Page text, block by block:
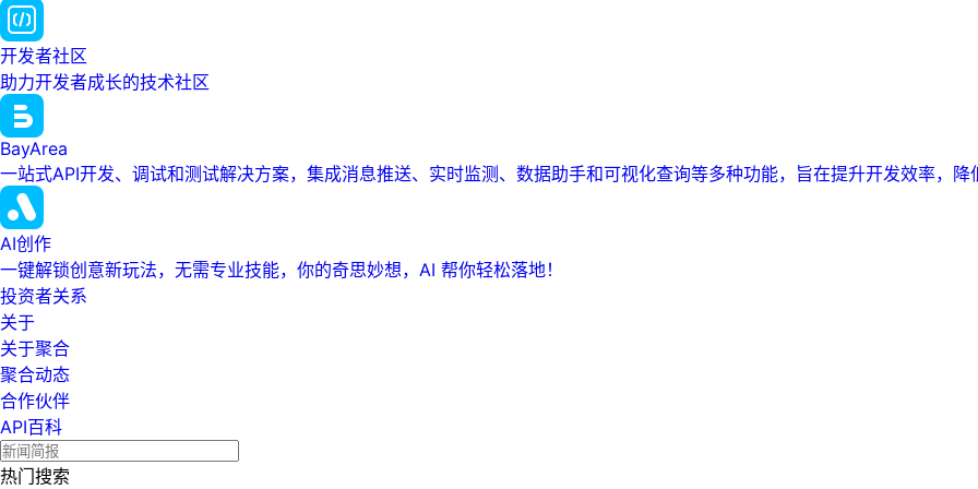
开发者社区
助力开发者成长的技术社区
BayArea
一站式API开发、调试和测试解决方案，集成消息推送、实时监测、数据助手和可视化查询等多种功能，旨在提升开发效率，降
AI创作
一键解锁创意新玩法，无需专业技能，你的奇思妙想，AI 帮你轻松落地！
投资者关系
关于
关于聚合
聚合动态
合作伙伴
API百科
热门搜索